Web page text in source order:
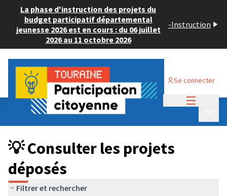
La phase d'instruction des projets du
budget participatif départemental
jeunesse 2026 est en cours : du 06 juillet
2026 au 11 octobre 2026
-Instruction
Se connecter
Budget Participatif JEUNESSE 2024
💡 Consulter les projets déposés
💡 Consulter les projets
déposés
Filtrer et rechercher